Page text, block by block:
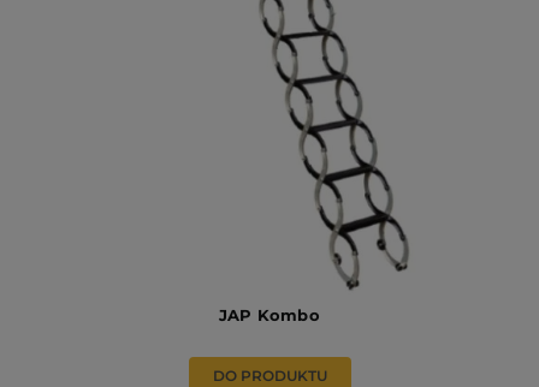
JAP Kombo
DO PRODUKTU